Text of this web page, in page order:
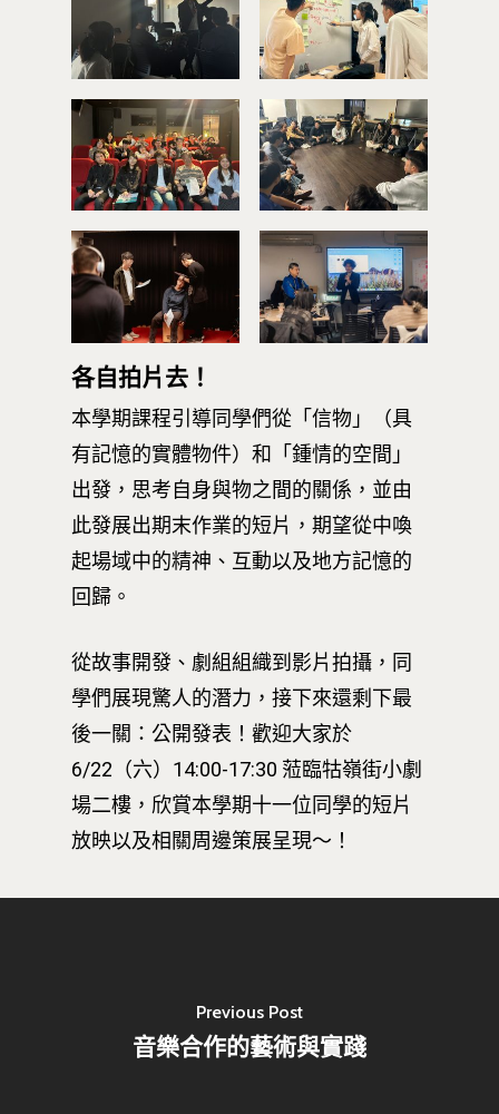
各自拍片去！
本學期課程引導同學們從「信物」（具
有記憶的實體物件）和「鍾情的空間」
出發，思考自身與物之間的關係，並由
此發展出期末作業的短片，期望從中喚
起場域中的精神、互動以及地方記憶的
回歸。
從故事開發、劇組組織到影片拍攝，同
學們展現驚人的潛力，接下來還剩下最
後一關：公開發表！歡迎大家於
6/22（六）14:00-17:30 蒞臨牯嶺街小劇
場二樓，欣賞本學期十一位同學的短片
放映以及相關周邊策展呈現～！
Previous Post
音樂合作的藝術與實踐
相關法規
團隊成員
領域專長
24hrs D
創新教育中心
創新領域學士學位學程
創意創業學分學程
領導學分學程
相關計畫
跟著董總實習
企業出題X臺大解題
探索學習計畫
⁺SDGs
相關表單
D電子報
EN
Tel : +886 2 3366 1869
Address : 100047臺北
思源街18號卓越研究大
Research Excellence.
Siyuan St, Zhongzheng
Taipei City 100047,